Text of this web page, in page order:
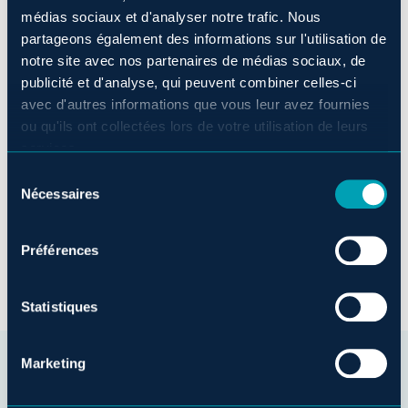
médias sociaux et d'analyser notre trafic. Nous
partageons également des informations sur l'utilisation de
notre site avec nos partenaires de médias sociaux, de
publicité et d'analyse, qui peuvent combiner celles-ci
avec d'autres informations que vous leur avez fournies
ou qu'ils ont collectées lors de votre utilisation de leurs
services.
Nécessaires
Préférences
Statistiques
Marketing
LES AVANTAGES DE